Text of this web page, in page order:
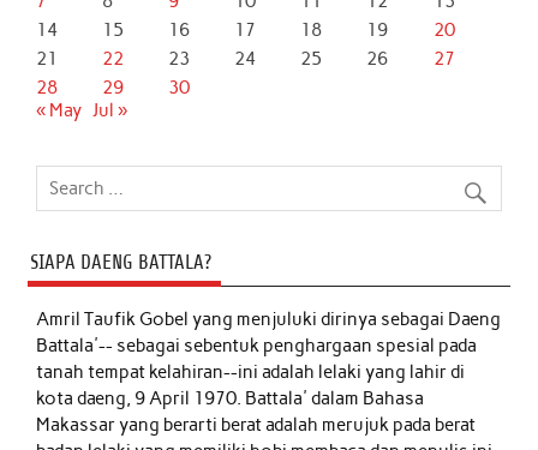
14
15 16 17 18 19
20
21
22 23 24 25 26
27
28
29
30
« May Jul »
SIAPA DAENG BATTALA?
Amril Taufik Gobelyang menjuluki dirinya sebagai Daeng
Battala'-- sebagai sebentuk penghargaan spesial pada
tanah tempat kelahiran--ini adalah lelaki yang lahir di
kota daeng, 9 April 1970. Battala' dalam Bahasa
Makassar yang berarti berat adalah merujuk pada berat